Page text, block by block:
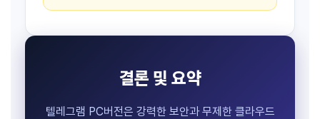
결론 및 요약
텔레그램 PC버전은 강력한 보안과 무제한 클라우드